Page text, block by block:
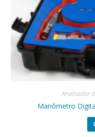
Analisador
Manômetro